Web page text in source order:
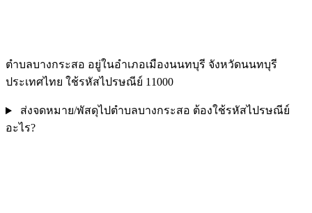
ตำบลบางกระสอ อยู่ในอำเภอเมืองนนทบุรี จังหวัดนนทบุรี
ประเทศไทย ใช้รหัสไปรษณีย์ 11000
ส่งจดหมาย/พัสดุไปตำบลบางกระสอ ต้องใช้รหัสไปรษณีย์
อะไร?